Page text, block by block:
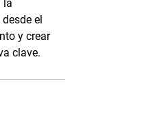
la
el
y crear
clave.